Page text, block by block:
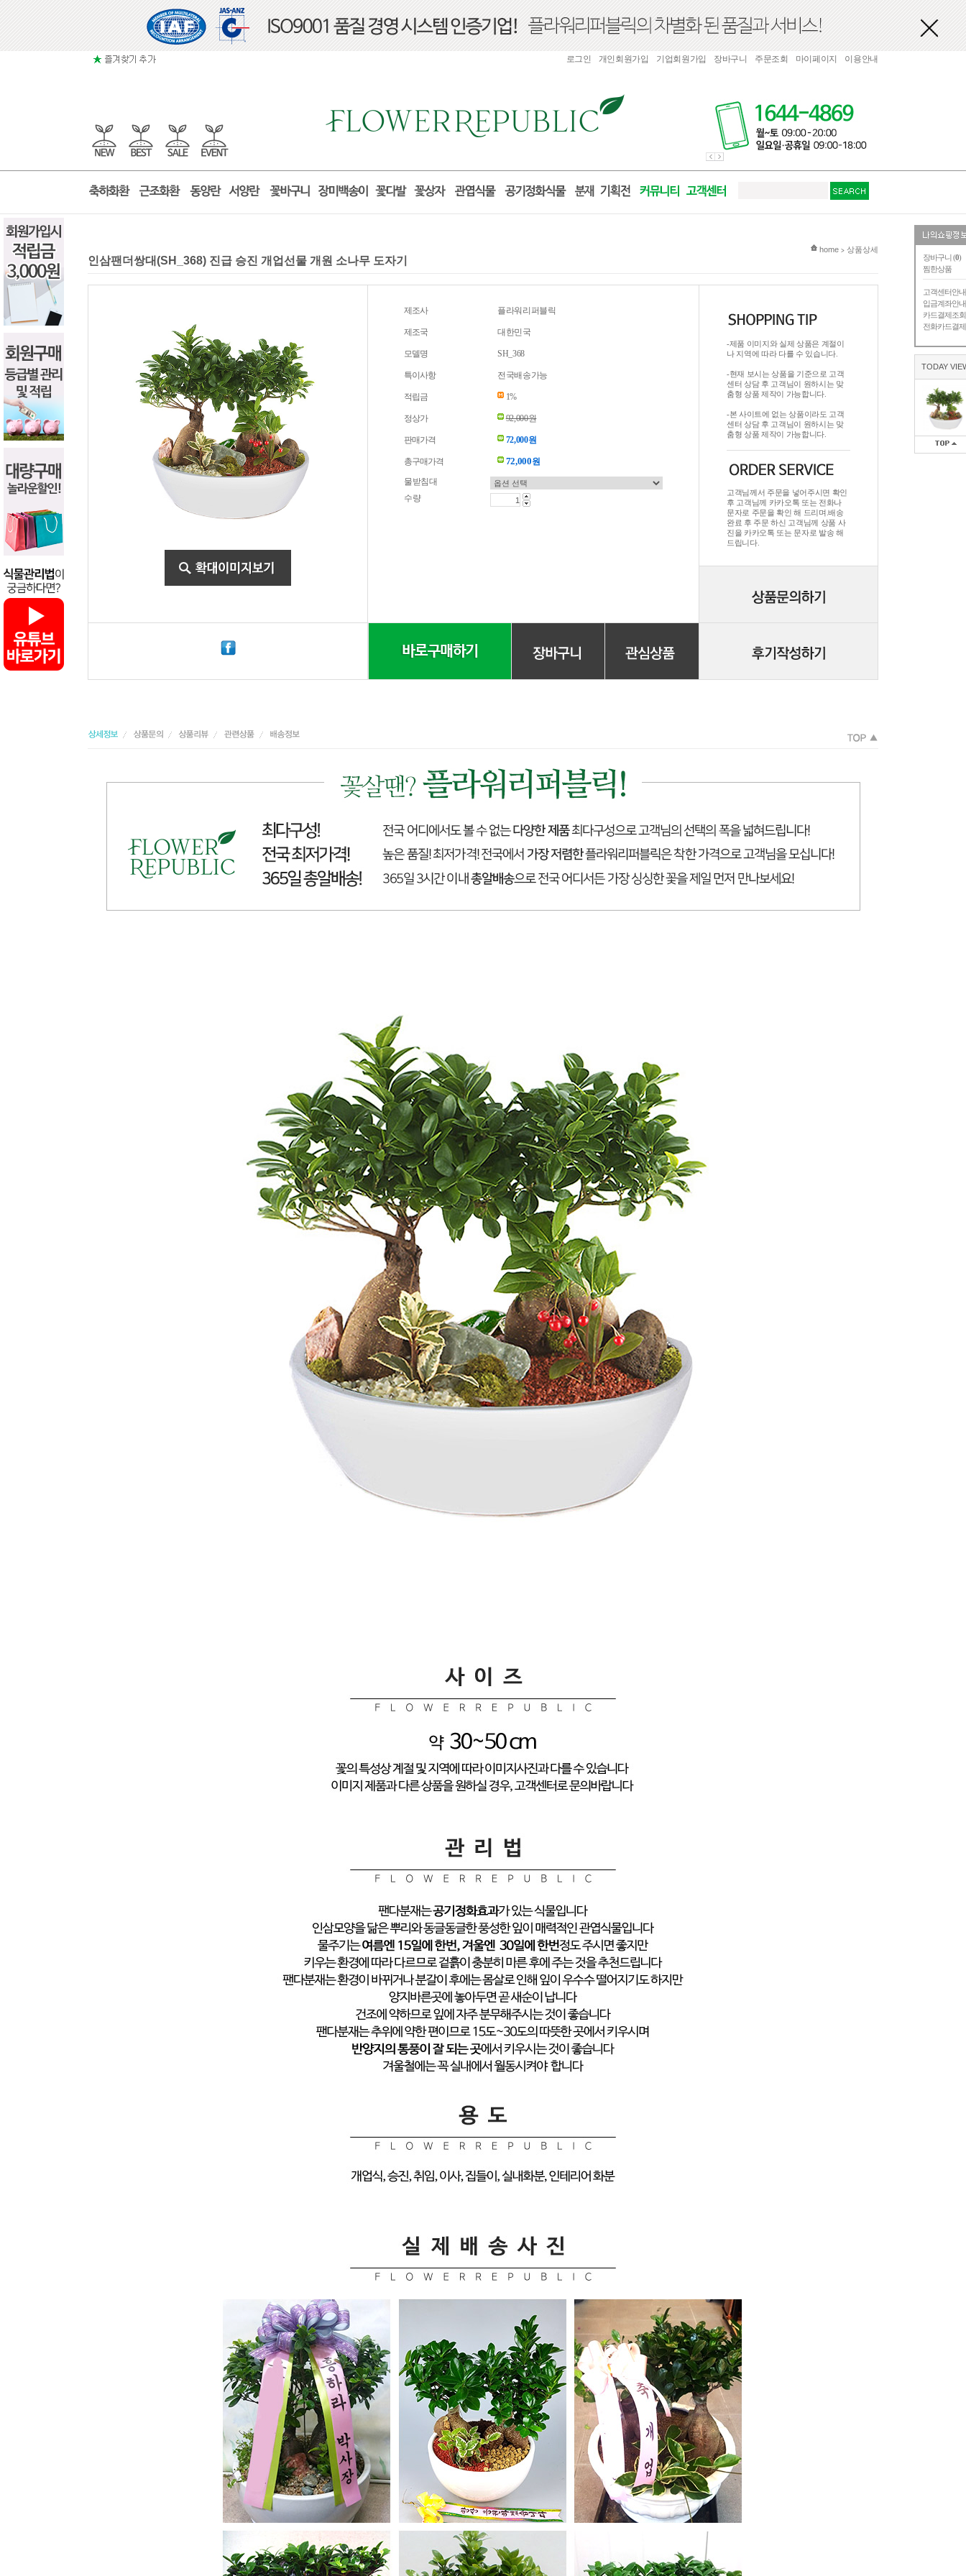
장바구니 (0)
찜한상품
고객센터안내
입금계좌안내
카드결제조회
전화카드결제
TODAY
로그인 개인회원가입 기업회원가입 장바구니 주문조회 마이페이지 이용안내
현재 위치
home > 상품상세
인삼팬더쌍대(SH_368) 진급 승진 개업선물 개원 소나무 도자기
제조사 플라워리퍼블릭
제조국 대한민국
모델명 SH_368
특이사항 전국배송가능
적립금 1%
정상가 92,000원
판매가격 72,000원
총구매가격 72,000원
물받침대
수량
-제품 이미지와 실제 상품은 계절이
나 지역에 따라 다를 수 있습니다.
-현재 보시는 상품을 기준으로 고객
센터 상담 후 고객님이 원하시는 맞
춤형 상품 제작이 가능합니다.
-본 사이트에 없는 상품이라도 고객
센터 상담 후 고객님이 원하시는 맞
춤형 상품 제작이 가능합니다.
고객님께서 주문을 넣어주시면 확인
후 고객님께 카카오톡 또는 전화나
문자로 주문을 확인 해 드리며.배송
완료 후 주문 하신 고객님께 상품 사
진을 카카오톡 또는 문자로 발송 해
드립니다.